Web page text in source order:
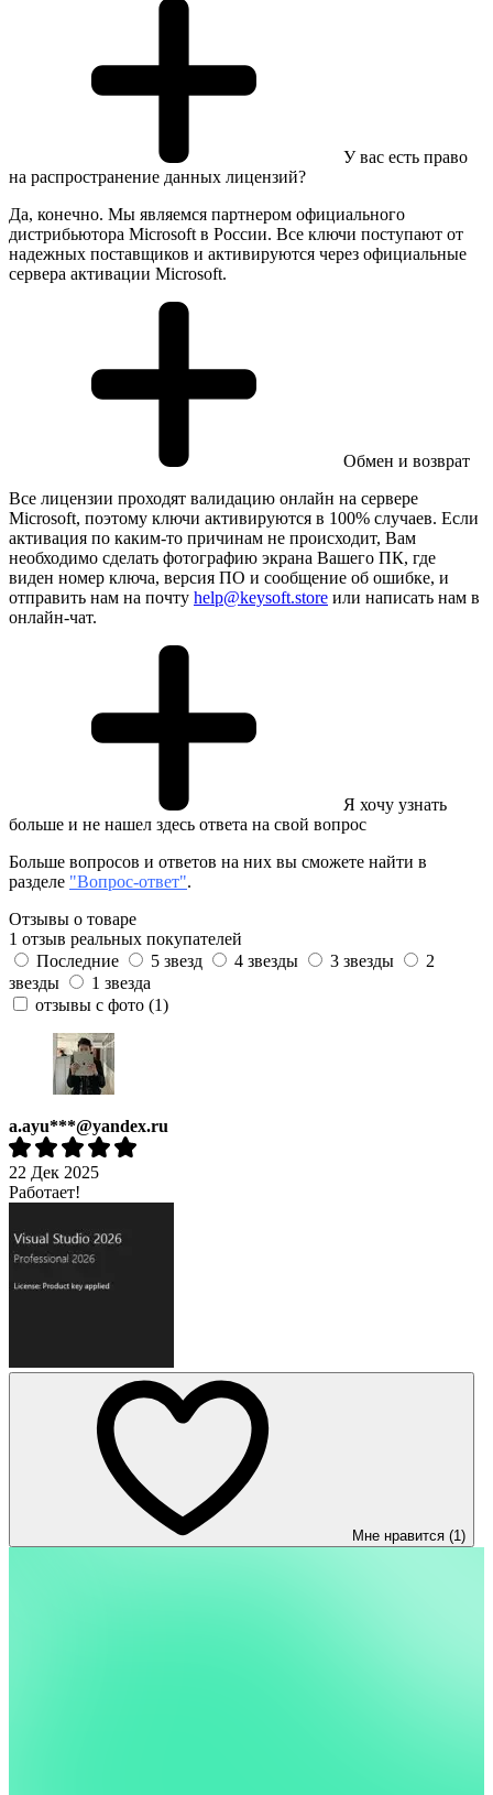
У вас есть право
на распространение данных лицензий?
Да, конечно. Мы являемся партнером официального
дистрибьютора Microsoft в России. Все ключи поступают от
надежных поставщиков и активируются через официальные
сервера активации Microsoft.
Обмен и возврат
Все лицензии проходят валидацию онлайн на сервере
Microsoft, поэтому ключи активируются в 100% случаев. Если
активация по каким-то причинам не происходит, Вам
необходимо сделать фотографию экрана Вашего ПК, где
виден номер ключа, версия ПО и сообщение об ошибке, и
отправить нам на почту help@keysoft.store или написать нам в
онлайн-чат.
Я хочу узнать
больше и не нашел здесь ответа на свой вопрос
Больше вопросов и ответов на них вы сможете найти в
разделе "Вопрос-ответ".
Отзывы о товаре
1 отзыв реальных покупателей
Последние
5 звезд 4 звезды 3 звезды
2
звезды
1 звезда
отзывы с фото (1)
a.ayu***@yandex.ru
22 Дек 2025
Работает!
Мне нравится (1)